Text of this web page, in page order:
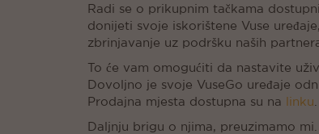
Radi se o prikupnim tačkama
donijeti svoje iskorištene Vuse
zbrinjavanje uz podršku naših
To će vam omogućiti da nastavite
Dovoljno je svoje VuseGo uređaje
Prodajna mjesta dostupna su na linku
Daljnju brigu o njima, preuzimamo